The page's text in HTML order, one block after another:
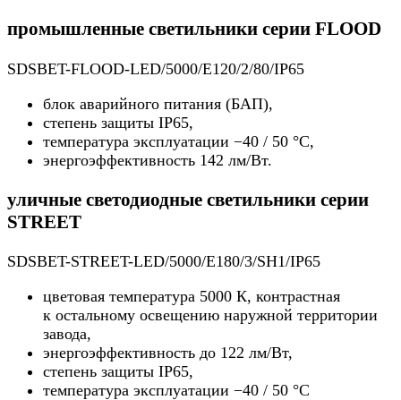
промышленные светильники серии FLOOD
SDSBET-FLOOD-LED/5000/E120/2/80/IP65
блок аварийного питания (БАП),
степень защиты IP65,
температура эксплуатации −40 / 50 °C,
энергоэффективность 142 лм/Вт.
уличные светодиодные светильники серии
STREET
SDSBET-STREET-LED/5000/E180/3/SH1/IP65
цветовая температура 5000 К, контрастная
к остальному освещению наружной территории
завода,
энергоэффективность до 122 лм/Вт,
степень защиты IP65,
температура эксплуатации −40 / 50 °C